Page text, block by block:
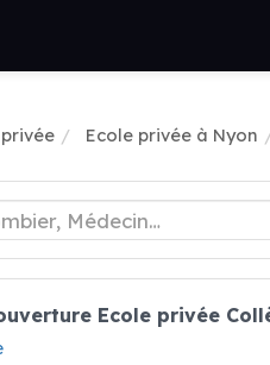
Ecole privée à Nyon
Ecole privée